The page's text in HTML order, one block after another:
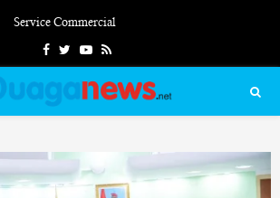
Service Commercial
FacebookTwitterYoutube
Rss